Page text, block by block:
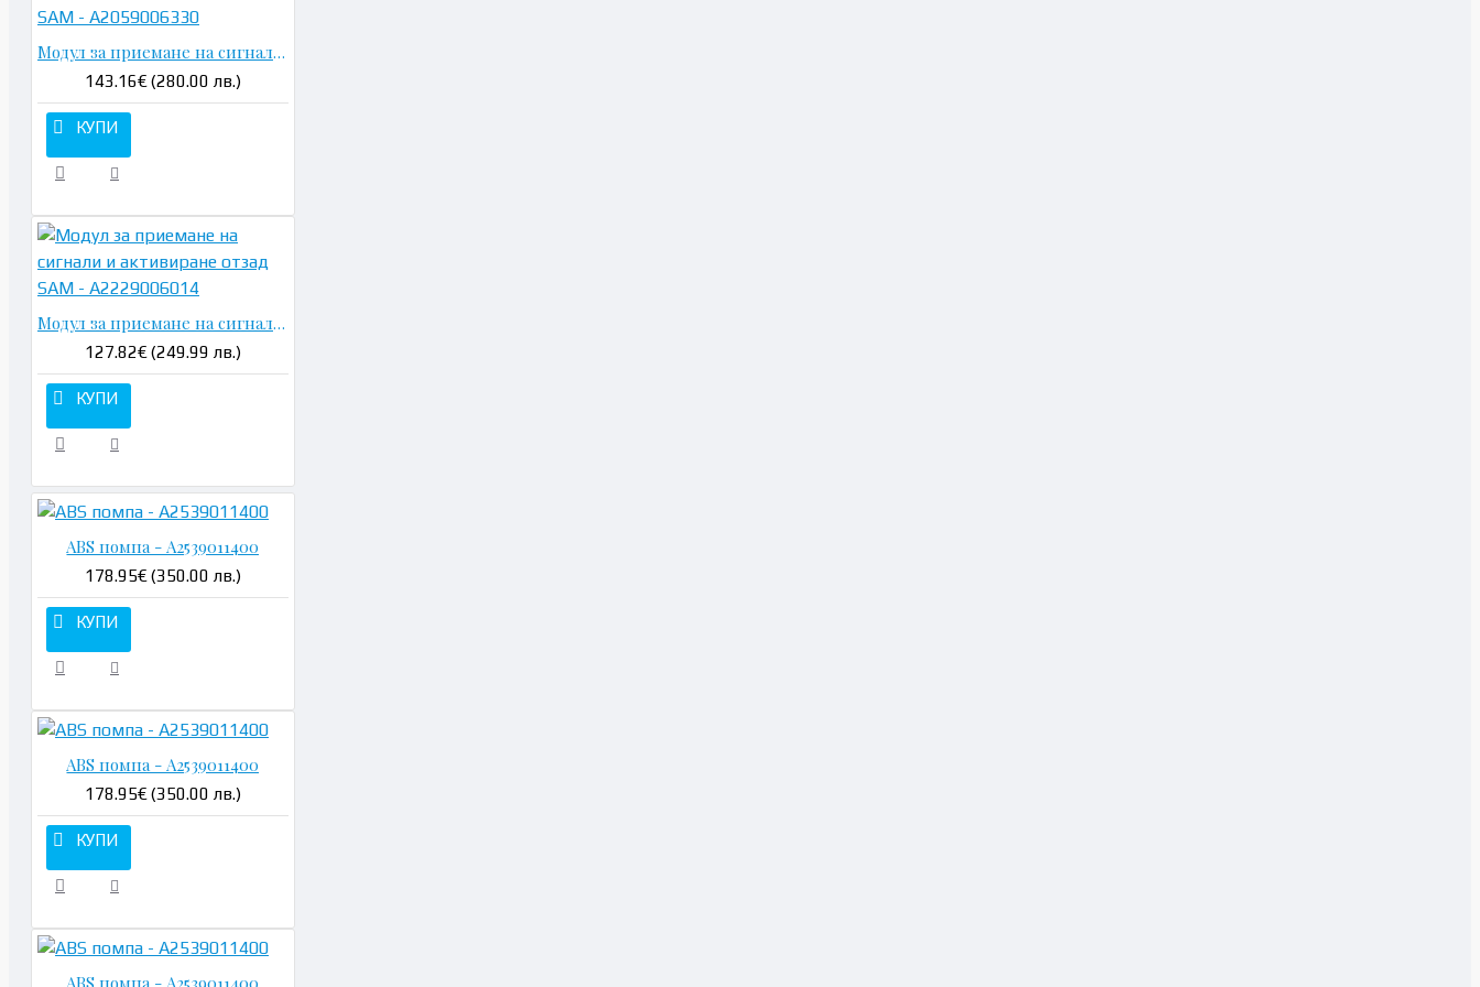
Модул за приемане на сигнали и активиране отпред SAM - A2059006330
143.16€ (280.00 лв.)
КУПИ
Модул за приемане на сигнали и активиране отзад SAM - A2229006014
127.82€ (249.99 лв.)
КУПИ
ABS помпа - A2539011400
178.95€ (350.00 лв.)
КУПИ
ABS помпа - A2539011400
178.95€ (350.00 лв.)
КУПИ
ABS помпа - A2539011400